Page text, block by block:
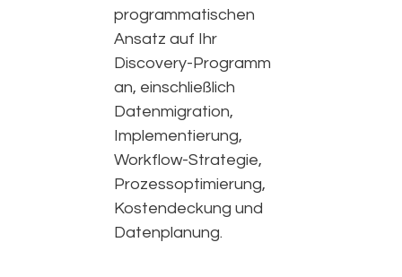
programmatischen
Ansatz auf Ihr
Discovery-Programm
an, einschließlich
Datenmigration,
Implementierung,
Workflow-Strategie,
Prozessoptimierung,
Kostendeckung und
Datenplanung.